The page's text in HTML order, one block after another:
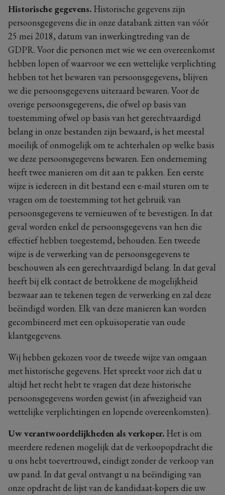
Historische gegevens. Historische gegevens zijn
persoonsgegevens die in onze databank zitten van vóór
25 mei 2018, datum van inwerkingtreding van de
GDPR. Voor die personen met wie we een overeenkomst
hebben lopen of waarvoor we een wettelijke verplichting
hebben tot het bewaren van persoonsgegevens, blijven
we die persoonsgegevens uiteraard bewaren. Voor de
overige persoonsgegevens, die ofwel op basis van
toestemming ofwel op basis van het gerechtvaardigd
belang in onze bestanden zijn bewaard, is het meestal
moeilijk of onmogelijk om te achterhalen op welke basis
we deze persoonsgegevens bewaren. Een onderneming
heeft twee manieren om dit aan te pakken. Een eerste
wijze is iedereen in dit bestand een e-mail sturen om te
vragen om de toestemming tot het gebruik van
persoonsgegevens te vernieuwen of te bevestigen. In dat
geval worden enkel de persoonsgegevens van hen die
effectief hebben toegestemd, behouden. Een tweede
wijze is de verwerking van de persoonsgegevens te
beschouwen als een gerechtvaardigd belang. In dat geval
heeft bij elk contact de betrokkene de mogelijkheid
bezwaar aan te tekenen tegen de verwerking en zal deze
beëindigd worden. Elk van deze manieren kan worden
gecombineerd met een opkuisoperatie van oude
klantgegevens.
Wij hebben gekozen voor de tweede wijze van omgaan
met historische gegevens. Het spreekt voor zich dat u
altijd het recht hebt te vragen dat deze historische
persoonsgegevens worden gewist (in afwezigheid van
wettelijke verplichtingen en lopende overeenkomsten).
Uw verantwoordelijkheden als verkoper. Het is om
meerdere redenen mogelijk dat de verkoopopdracht die
u ons hebt toevertrouwd, eindigt zonder de verkoop van
uw pand. In dat geval ontvangt u na beëindiging van
onze opdracht de lijst van de kandidaat-kopers die uw